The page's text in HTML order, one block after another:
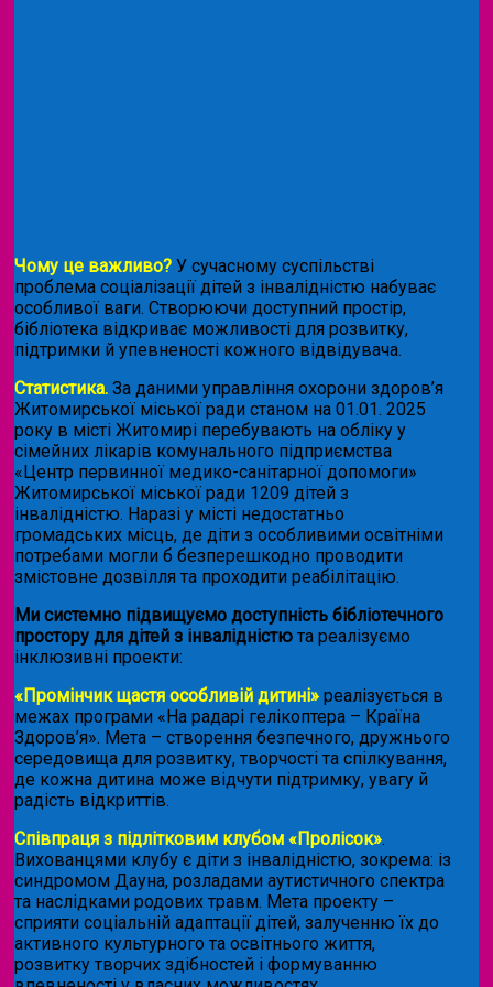
Чому це важливо? У сучасному суспільстві
проблема соціалізації дітей з інвалідністю набуває
особливої ваги. Створюючи доступний простір,
бібліотека відкриває можливості для розвитку,
підтримки й упевненості кожного відвідувача.
Статистика. За даними управління охорони здоров’я
Житомирської міської ради станом на 01.01. 2025
року в місті Житомирі перебувають на обліку у
сімейних лікарів комунального підприємства
«Центр первинної медико-санітарної допомоги»
Житомирської міської ради 1209 дітей з
інвалідністю. Наразі у місті недостатньо
громадських місць, де діти з особливими освітніми
потребами могли б безперешкодно проводити
змістовне дозвілля та проходити реабілітацію.
Ми системно підвищуємо доступність бібліотечного
простору для дітей з інвалідністю та реалізуємо
інклюзивні проекти:
«Промінчик щастя особливій дитині» реалізується в
межах програми «На радарі гелікоптера – Країна
Здоров’я». Мета – створення безпечного, дружнього
середовища для розвитку, творчості та спілкування,
де кожна дитина може відчути підтримку, увагу й
радість відкриттів.
Співпраця з підлітковим клубом «Пролісок».
Вихованцями клубу є діти з інвалідністю, зокрема: із
синдромом Дауна, розладами аутистичного спектра
та наслідками родових травм. Мета проекту –
сприяти соціальній адаптації дітей, залученню їх до
активного культурного та освітнього життя,
розвитку творчих здібностей і формуванню